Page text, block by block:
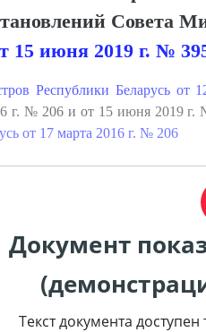
Совета
15 июня 2019 г. №
Республики Беларусь от
г. № 206 и от 15 июня 2019
от 17 марта 2016 г. № 206
Документ
Текст документа